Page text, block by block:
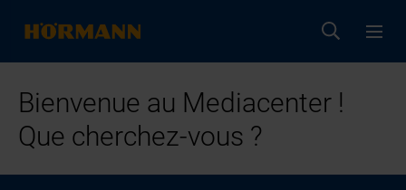
Bienvenue au Mediacenter !
Que cherchez-vous ?